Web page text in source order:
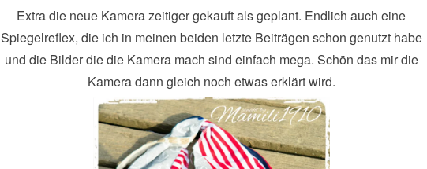
Extra die neue Kamera zeitiger gekauft als geplant. Endlich auch eine
Spiegelreflex, die ich in meinen beiden letzte Beiträgen schon genutzt habe
und die Bilder die die Kamera mach sind einfach mega. Schön das mir die
Kamera dann gleich noch etwas erklärt wird.